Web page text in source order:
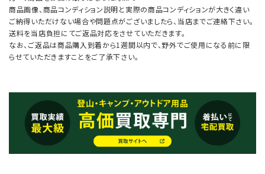
商品画像、商品コンディション説明と実際の商品コンディションが大きく違い
ご納得いただけない場合や問題点がございましたら、当店までご連絡下さい。
送料を当店負担にてご返品対応をさせていただきます。
なお、ご返品は商品購入到着から1週間以内で、野外でご使用になる前に限
らせていただきますことをご了承下さい。